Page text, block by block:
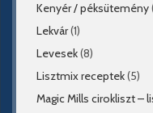
Kenyér / péksütemény
Lekvár(1)
Levesek(8)
Lisztmix receptek(5)
Magic Mills cirokliszt –